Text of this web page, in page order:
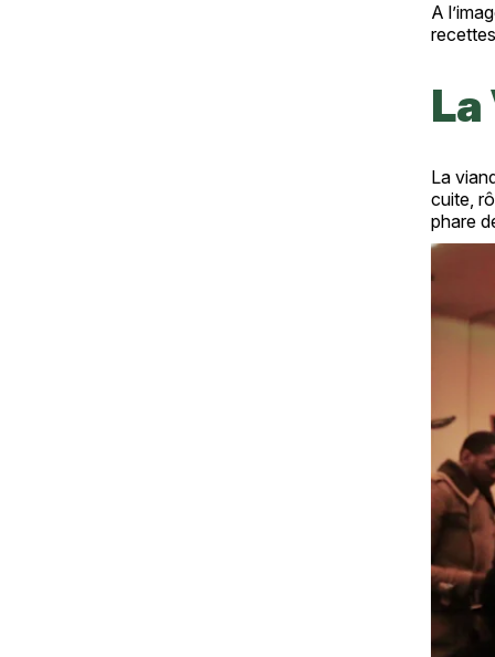
A
La
La
cuite,
phare